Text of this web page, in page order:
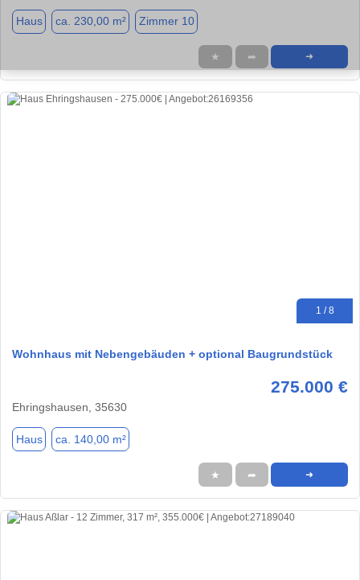
Haus ca. 230,00 m² Zimmer 10
★ ➦ ➜
1 / 8
Wohnhaus mit Nebengebäuden + optional Baugrundstück
275.000 €
Ehringshausen, 35630
Haus ca. 140,00 m²
★ ➦ ➜